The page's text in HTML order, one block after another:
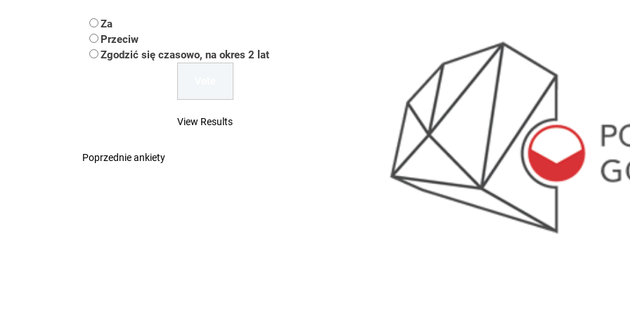
Uwaga Dębieńsko – woda nieprzydatna do spożycia!!!
Ilu mieszkańców ma Rybnik?
Dość komentowania kolejnych afer w ochronie zdrowia — czas zacząć mówić o
Za
Przeciw
Zgodzić się czasowo, na okres 2 lat
View Results
Poprzednie ankiety